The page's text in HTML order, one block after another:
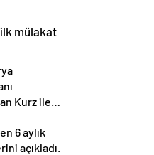
ilk mülakat
Kurz ile
6 aylık
açıkladı.